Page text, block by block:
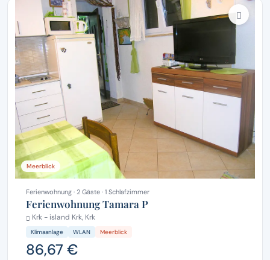
Meerblick
Ferienwohnung · 2 Gäste · 1 Schlafzimmer
Ferienwohnung Tamara P
Krk - island Krk, Krk
Klimaanlage WLAN Meerblick
86,67 €